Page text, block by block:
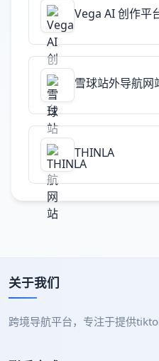
Vega AI 创作平
雪球站外导航网
THINLA
关于我们
跨境导航平台，专注于提供